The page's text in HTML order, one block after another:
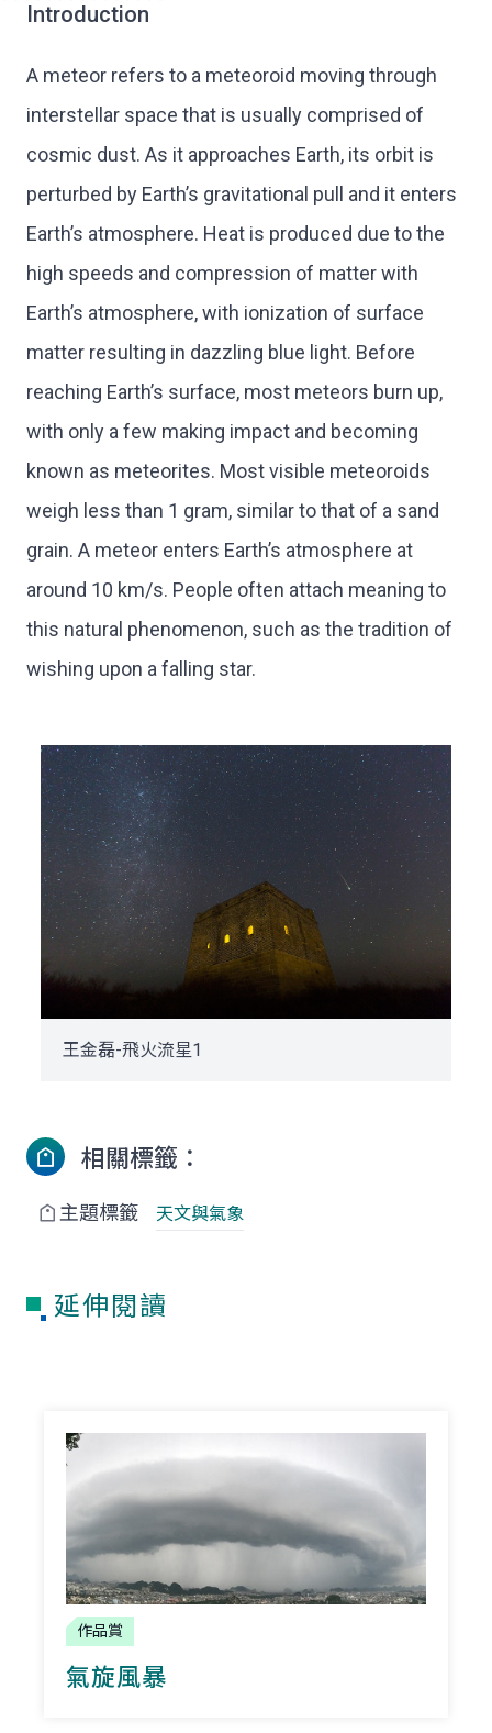
Introduction
A meteor refers to a meteoroid moving through
interstellar space that is usually comprised of
cosmic dust. As it approaches Earth, its orbit is
perturbed by Earth’s gravitational pull and it enters
Earth’s atmosphere. Heat is produced due to the
high speeds and compression of matter with
Earth’s atmosphere, with ionization of surface
matter resulting in dazzling blue light. Before
reaching Earth’s surface, most meteors burn up,
with only a few making impact and becoming
known as meteorites. Most visible meteoroids
weigh less than 1 gram, similar to that of a sand
grain. A meteor enters Earth’s atmosphere at
around 10 km/s. People often attach meaning to
this natural phenomenon, such as the tradition of
wishing upon a falling star.
王金磊-飛火流星1
相關標籤：
主題標籤 天文與氣象
延伸閱讀
作品賞
氣旋風暴